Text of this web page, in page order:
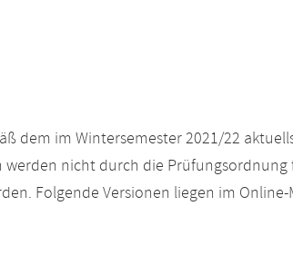
dem im Wintersemester 2021/22
nicht durch die
Folgende Versionen liegen im